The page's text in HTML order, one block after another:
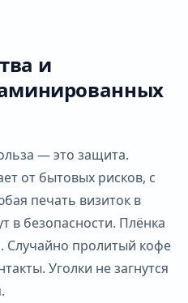
и
— это защита.
от бытовых рисков, с
печать визиток в
в безопасности. Плёнка
Случайно пролитый кофе
Уголки не загнутся